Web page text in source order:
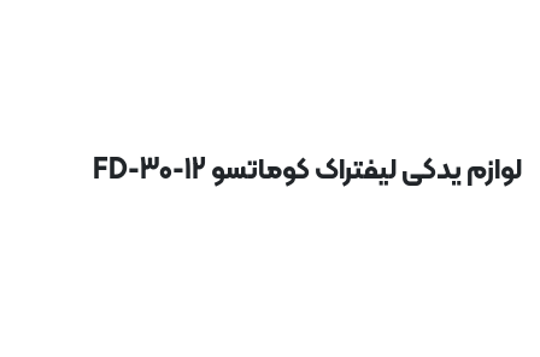
لوازم یدکی لیفتراک کوماتسو FD-30-12